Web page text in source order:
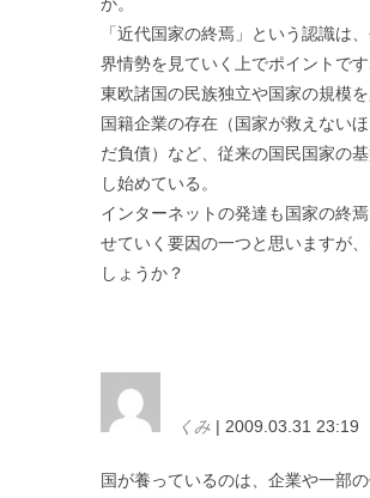
「近代国家の終焉」という認識は
界情勢を見ていく上でポイントです
東欧諸国の民族独立や国家の規模
国籍企業の存在（国家が救えない
だ負債）など、従来の国民国家の
し始めている。
インターネットの発達も国家の終
せていく要因の一つと思いますが
しょうか？
くみ | 2009.03.31 23:19
国が養っているのは、企業や一部